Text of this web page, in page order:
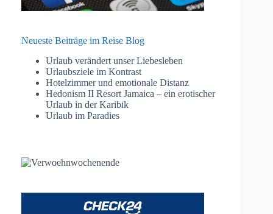
Neueste Beiträge im Reise Blog
Urlaub verändert unser Liebesleben
Urlaubsziele im Kontrast
Hotelzimmer und emotionale Distanz
Hedonism II Resort Jamaica – ein erotischer
Urlaub in der Karibik
Urlaub im Paradies